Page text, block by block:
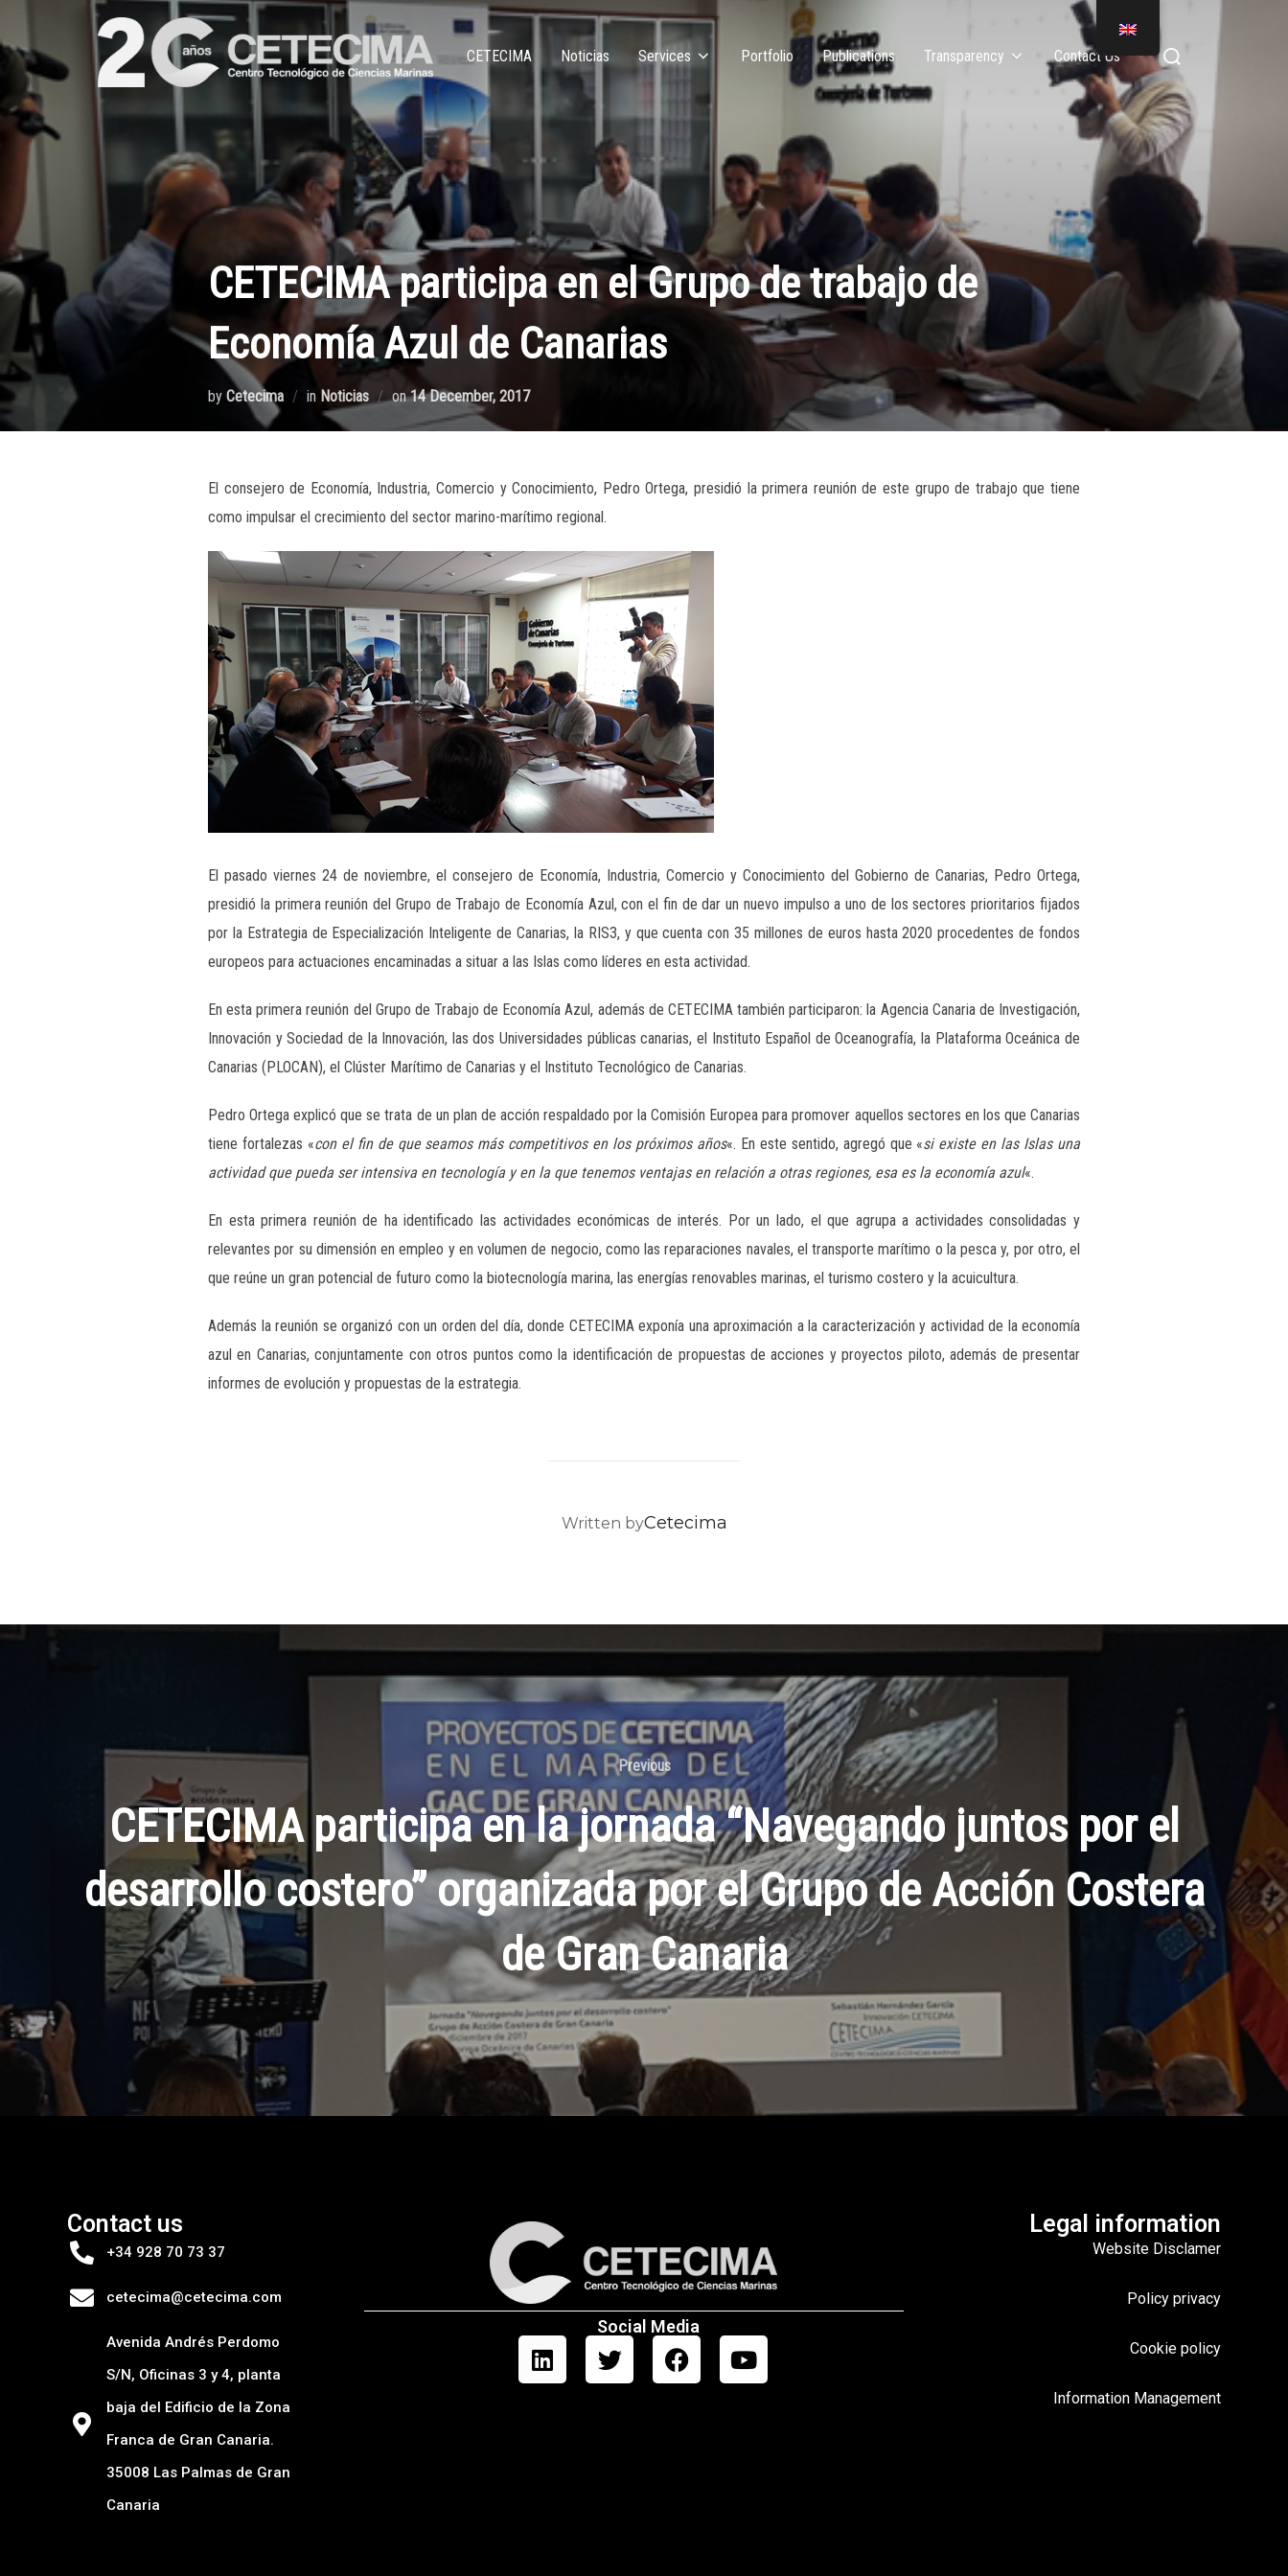
CETECIMA Noticias Services Portfolio Publications Transparency Contact Us
CETECIMA participa en el Grupo de trabajo de
Economía Azul de Canarias
by Cetecima in Noticias on14 December, 2017
El consejero de Economía, Industria, Comercio y Conocimiento, Pedro Ortega, presidió la primera reunión de este grupo de trabajo que tiene
como impulsar el crecimiento del sector marino-marítimo regional.
El pasado viernes 24 de noviembre, el consejero de Economía, Industria, Comercio y Conocimiento del Gobierno de Canarias, Pedro Ortega,
presidió la primera reunión del Grupo de Trabajo de Economía Azul, con el fin de dar un nuevo impulso a uno de los sectores prioritarios fijados
por la Estrategia de Especialización Inteligente de Canarias, la RIS3, y que cuenta con 35 millones de euros hasta 2020 procedentes de fondos
europeos para actuaciones encaminadas a situar a las Islas como líderes en esta actividad.
En esta primera reunión del Grupo de Trabajo de Economía Azul, además de CETECIMA también participaron: la Agencia Canaria de Investigación,
Innovación y Sociedad de la Innovación, las dos Universidades públicas canarias, el Instituto Español de Oceanografía, la Plataforma Oceánica de
Canarias (PLOCAN), el Clúster Marítimo de Canarias y el Instituto Tecnológico de Canarias.
Pedro Ortega explicó que se trata de un plan de acción respaldado por la Comisión Europea para promover aquellos sectores en los que Canarias
tiene fortalezas «con el fin de que seamos más competitivos en los próximos años«. En este sentido, agregó que «si existe en las Islas una
actividad que pueda ser intensiva en tecnología y en la que tenemos ventajas en relación a otras regiones, esa es la economía azul«.
En esta primera reunión de ha identificado las actividades económicas de interés. Por un lado, el que agrupa a actividades consolidadas y
relevantes por su dimensión en empleo y en volumen de negocio, como las reparaciones navales, el transporte marítimo o la pesca y, por otro, el
que reúne un gran potencial de futuro como la biotecnología marina, las energías renovables marinas, el turismo costero y la acuicultura.
Además la reunión se organizó con un orden del día, donde CETECIMA exponía una aproximación a la caracterización y actividad de la economía
azul en Canarias, conjuntamente con otros puntos como la identificación de propuestas de acciones y proyectos piloto, además de presentar
informes de evolución y propuestas de la estrategia.
POST AUTHOR
Written byCetecima
Previous
CETECIMA participa en la jornada “Navegando juntos por el
desarrollo costero” organizada por el Grupo de Acción Costera
de Gran Canaria
Contact us
+34 928 70 73 37
cetecima@cetecima.com
Avenida Andrés Perdomo
S/N, Oficinas 3 y 4, planta
baja del Edificio de la Zona
Franca de Gran Canaria.
35008 Las Palmas de Gran
Canaria
Social Media
Legal information
Website Disclamer
Policy privacy
Cookie policy
Information Management